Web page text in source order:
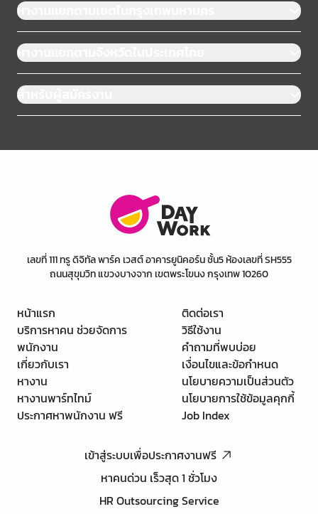
หางานแยกตามเขตในกรุงเทพมหานคร
หางานแยกตามจังหวัดในประเทศไทย
สำหรับผู้สมัครงาน
เลขที่ 111 ทรู ดิจิทัล พาร์ค เวสต์ อาคารยูนิคอร์น ชั้น5 ห้องเลขที่ SH555
ถนนสุขุมวิท แขวงบางจาก เขตพระโขนง กรุงเทพ 10260
หน้าแรก
บริการหาคน ช่วยจัดการ
พนักงาน
เกี่ยวกับเรา
หางาน
หางานพาร์ทไทม์
ประกาศหาพนักงาน ฟรี
ติดต่อเรา
วิธีใช้งาน
คำถามที่พบบ่อย
เงื่อนไขและข้อกำหนด
นโยบายความเป็นส่วนตัว
นโยบายการใช้ข้อมูลคุกกี้
Job Index
เข้าสู่ระบบเพื่อประกาศงานฟรี
หาคนด่วน เร็วสุด 1 ชั่วโมง
HR Outsourcing Service